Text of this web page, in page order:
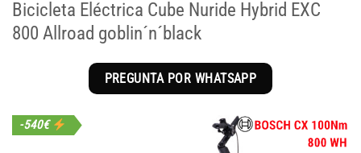
Bicicleta Eléctrica Cube Nuride Hybrid EXC
800 Allroad goblin´n´black
PREGUNTA POR WHATSAPP
-540€